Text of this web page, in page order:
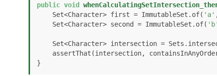
public void
    Set<Character> first = ImmutableSet.of(
'a'
    Set<Character> second = ImmutableSet.of(
assertThat(intersection,
}